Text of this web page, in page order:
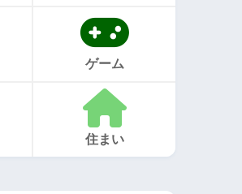
ゲーム
住まい